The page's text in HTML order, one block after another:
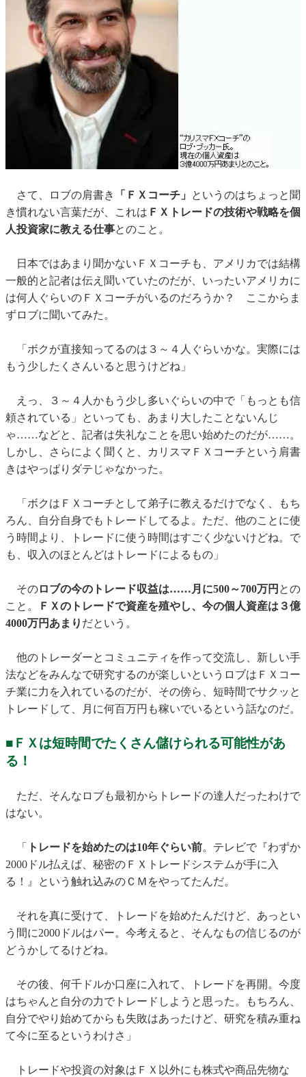
さて、ロブの肩書き 「ＦＸコーチ」
というのはちょっと聞
き慣れない言葉だが、これは ＦＸトレードの技術や戦略を個
人投資家に教える仕事とのこと。
日本ではあまり聞かないＦＸコーチも、アメリカでは結構
一般的と記者は伝え聞いていたのだが、いったいアメリカに
は何人ぐらいのＦＸコーチがいるのだろうか？ ここからま
ずロブに聞いてみた。
「ボクが直接知ってるのは３～４人ぐらいかな。実際には
もう少したくさんいると思うけどね」
えっ、３～４人かもう少し多いぐらいの中で「もっとも信
頼されている」といっても、あまり大したことないんじ
ゃ……などと、記者は失礼なことを思い始めたのだが……。
しかし、さらによく聞くと、カリスマＦＸコーチという肩書
きはやっぱりダテじゃなかった。
「ボクはＦＸコーチとして弟子に教えるだけでなく、もち
ろん、自分自身でもトレードしてるよ。ただ、他のことに使
う時間より、トレードに使う時間はすごく少ないけどね。で
も、収入のほとんどはトレードによるもの」
そのロブの今のトレード収益は……月に500～700万円 との
こと。
ＦＸのトレードで資産を殖やし、今の個人資産は３億
4000万円あまり だという。
他のトレーダーとコミュニティを作って交流し、新しい手
法などをみんなで研究するのが楽しいというロブはＦＸコー
チ業に力を入れているのだが、その傍ら、短時間でサクッと
トレードして、月に何百万円も稼いでいるという話なのだ。
■ＦＸは短時間でたくさん儲けられる可能性があ
る！
ただ、そんなロブも最初からトレードの達人だったわけで
はない。
「 トレードを始めたのは10年ぐらい前。テレビで『わずか
2000ドル払えば、秘密のＦＸトレードシステムが手に入
る！』という触れ込みのＣＭをやってたんだ。
それを真に受けて、トレードを始めたんだけど、あっとい
う間に2000ドルはパー。今考えると、そんなもの信じるのが
どうかしてるけどね。
その後、何千ドルか口座に入れて、トレードを再開。今度
はちゃんと自分の力でトレードしようと思った。もちろん、
自分でやり始めてからも失敗はあったけど、研究を積み重ね
て今に至るというわけさ」
トレードや投資の対象はＦＸ以外にも株式や商品先物な